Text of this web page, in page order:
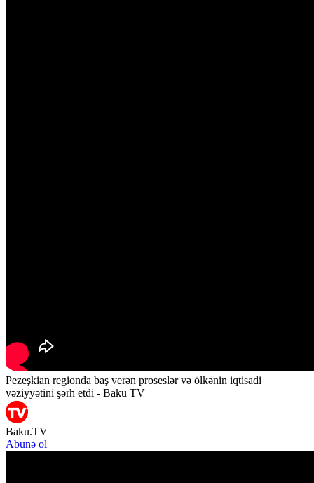
Pezeşkian regionda baş verən proseslər və ölkənin iqtisadi
vəziyyətini şərh etdi - Baku TV
Baku.TV
Abunə ol